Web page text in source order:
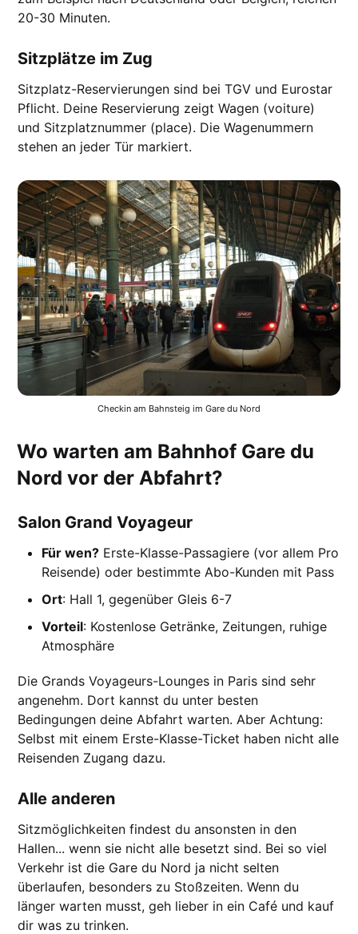
20-30 Minuten.
Sitzplätze im Zug
Sitzplatz-Reservierungen sind bei TGV und Eurostar
Pflicht. Deine Reservierung zeigt Wagen (voiture)
und Sitzplatznummer (place). Die Wagenummern
stehen an jeder Tür markiert.
Checkin am Bahnsteig im Gare du Nord
Wo warten am Bahnhof Gare du
Nord vor der Abfahrt?
Salon Grand Voyageur
Für wen? Erste-Klasse-Passagiere (vor allem Pro
Reisende) oder bestimmte Abo-Kunden mit Pass
Ort: Hall 1, gegenüber Gleis 6-7
Vorteil: Kostenlose Getränke, Zeitungen, ruhige
Atmosphäre
Die Grands Voyageurs-Lounges in Paris sind sehr
angenehm. Dort kannst du unter besten
Bedingungen deine Abfahrt warten. Aber Achtung:
Selbst mit einem Erste-Klasse-Ticket haben nicht alle
Reisenden Zugang dazu.
Alle anderen
Sitzmöglichkeiten findest du ansonsten in den
Hallen... wenn sie nicht alle besetzt sind. Bei so viel
Verkehr ist die Gare du Nord ja nicht selten
überlaufen, besonders zu Stoßzeiten. Wenn du
länger warten musst, geh lieber in ein Café und kauf
dir was zu trinken.